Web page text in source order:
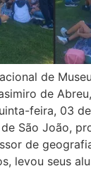
de
de
feira, 03
São João,
de
levou seus